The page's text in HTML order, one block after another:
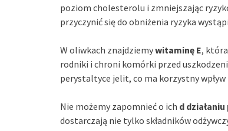
poziom cholesterolu i zmniejszając
przyczynić się do obniżenia ryzyka
W oliwkach znajdziemywitaminę E,
rodniki i chroni komórki przed
perystaltyce jelit, co ma korzystny
Nie możemy zapomnieć o ich d
dostarczają nie tylko składników